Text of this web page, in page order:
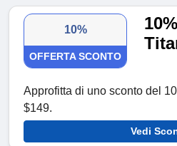
10%
OFFERTA SCONTO
Approfitta di uno sconto del
$149.
Vedi